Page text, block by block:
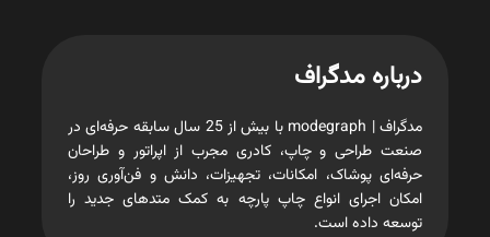
درباره مدگراف
مدگراف | modegraph با بیش از 25 سال سابقه حرفه‌ای در
صنعت طراحی و چاپ، کادری مجرب از اپراتور و طراحان
حرفه‌ای پوشاک، امکانات، تجهیزات، دانش و فن‌آوری روز،
امکان اجرای انواع چاپ پارچه به کمک متدهای جدید را
توسعه داده است.